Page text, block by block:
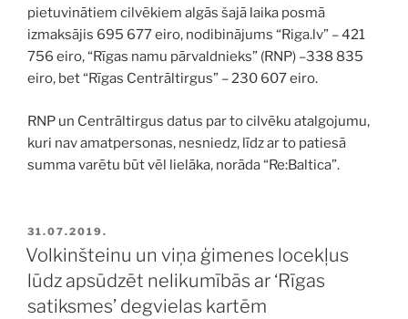
pietuvinātiem cilvēkiem algās šajā laika posmā
izmaksājis 695 677 eiro, nodibinājums “Riga.lv” – 421
756 eiro, “Rīgas namu pārvaldnieks” (RNP) –338 835
eiro, bet “Rīgas Centrāltirgus” – 230 607 eiro.
RNP un Centrāltirgus datus par to cilvēku atalgojumu,
kuri nav amatpersonas, nesniedz, līdz ar to patiesā
summa varētu būt vēl lielāka, norāda “Re:Baltica”.
PUBLICĒTS
31.07.2019.
Volkinšteinu un viņa ģimenes locekļus
lūdz apsūdzēt nelikumībās ar ‘Rīgas
satiksmes’ degvielas kartēm